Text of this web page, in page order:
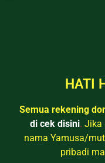
HATI
Semua rekening
di cek disini. Jika
nama Yamusa/
pribadi